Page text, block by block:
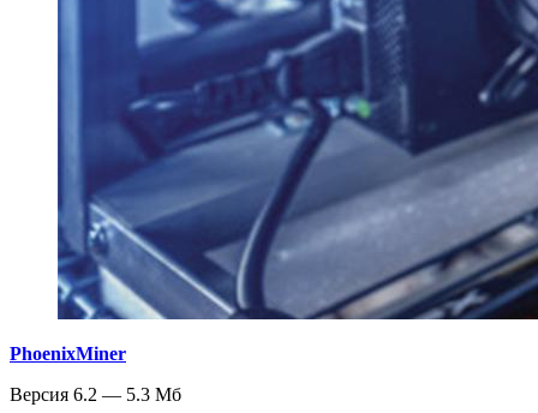
PhoenixMiner
Версия 6.2 — 5.3 Мб